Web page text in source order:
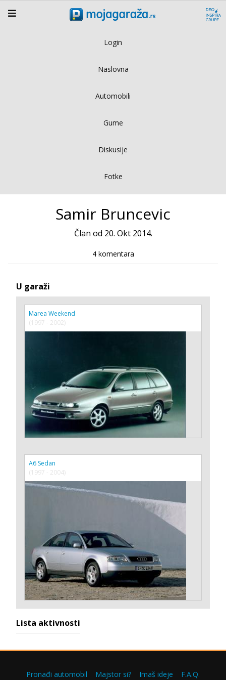
Login
Naslovna
Automobili
Gume
Diskusije
Fotke
Samir Bruncevic
Član od 20. Okt 2014.
4 komentara
U garaži
Marea Weekend
(1997 - 2002)
A6 Sedan
(1997 - 2004)
Lista aktivnosti
Pronađi automobil Majstor si? Imaš ideje F.A.Q.